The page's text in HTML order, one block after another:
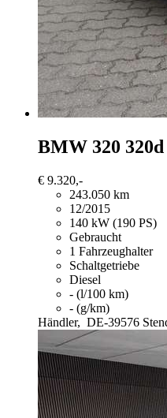
BMW 320
€ 9.320,-
243.050 km
12/2015
140 kW (190 PS)
Gebraucht
1 Fahrzeughalter
Schaltgetriebe
Diesel
- (l/100 km)
- (g/km)
Händler, DE-39576